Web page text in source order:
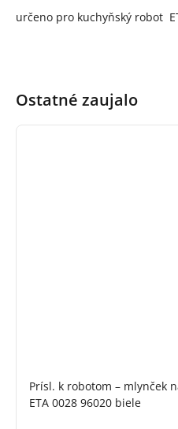
určeno pro kuchyňský robot
Ostatné zaujalo
Prísl. k robotom – mlynček
ETA 0028 96020 biele